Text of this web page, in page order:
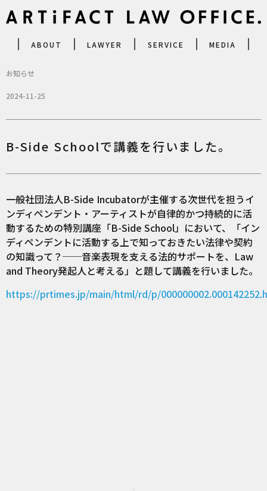
ABOUT LAWYER SERVICE MEDIA
お知らせ
2024-11-25
B-Side Schoolで講義を行いました。
一般社団法人B-Side Incubatorが主催する次世代を担うイ
ンディペンデント・アーティストが自律的かつ持続的に活
動するための特別講座「B-Side School」において、「イン
ディペンデントに活動する上で知っておきたい法律や契約
の知識って？──音楽表現を支える法的サポートを、Law
and Theory発起人と考える」と題して講義を行いました。
https://prtimes.jp/main/html/rd/p/